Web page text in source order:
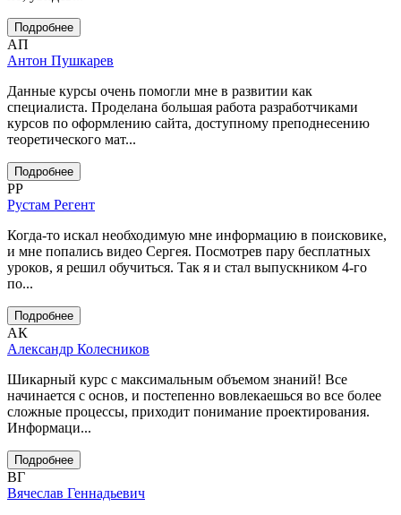
Подробнее
АП
Антон Пушкарев
Данные курсы очень помогли мне в развитии как
специалиста. Проделана большая работа разработчиками
курсов по оформлению сайта, доступному преподнесению
теоретического мат...
Подробнее
РР
Рустам Регент
Когда-то искал необходимую мне информацию в поисковике,
и мне попались видео Сергея. Посмотрев пару бесплатных
уроков, я решил обучиться. Так я и стал выпускником 4-го
по...
Подробнее
АК
Александр Колесников
Шикарный курс с максимальным объемом знаний! Все
начинается с основ, и постепенно вовлекаешься во все более
сложные процессы, приходит понимание проектирования.
Информаци...
Подробнее
ВГ
Вячеслав Геннадьевич